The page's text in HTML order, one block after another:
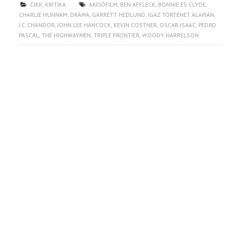
CIKK KRITIKA AKCIÓFILM BEN AFFLECK BONNIE ÉS CLYDE
CHARLIE HUNNAM DRÁMA GARRETT HEDLUND IGAZ TÖRTÉNET ALAPJÁN
J.C. CHANDOR JOHN LEE HANCOCK KEVIN COSTNER OSCAR ISAAC PEDRO
PASCAL ,THE HIGHWAYMEN ,TRIPLE FRONTIER ,WOODY HARRELSON